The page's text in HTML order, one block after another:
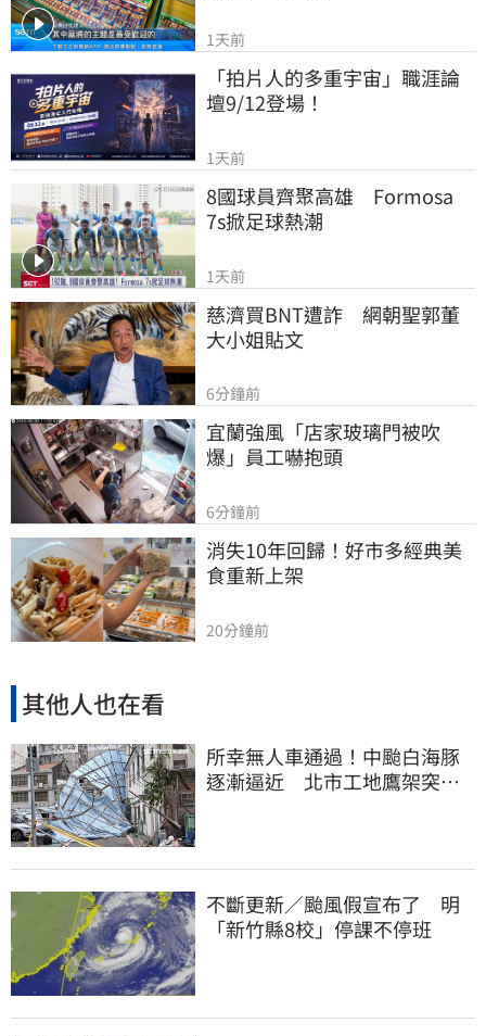
1天前
「拍片人的多重宇宙」職涯論
壇9/12登場！
1天前
8國球員齊聚高雄　Formosa
7s掀足球熱潮
1天前
慈濟買BNT遭詐　網朝聖郭董
大小姐貼文
6分鐘前
宜蘭強風「店家玻璃門被吹
爆」員工嚇抱頭
6分鐘前
消失10年回歸！好市多經典美
食重新上架
20分鐘前
其他人也在看
所幸無人車通過！中颱白海豚
逐漸逼近 北市工地鷹架突倒
不斷更新／颱風假宣布了 明
「新竹縣8校」停課不停班